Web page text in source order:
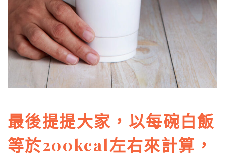
最後提提大家，以每碗白飯
等於200kcal左右來計算，